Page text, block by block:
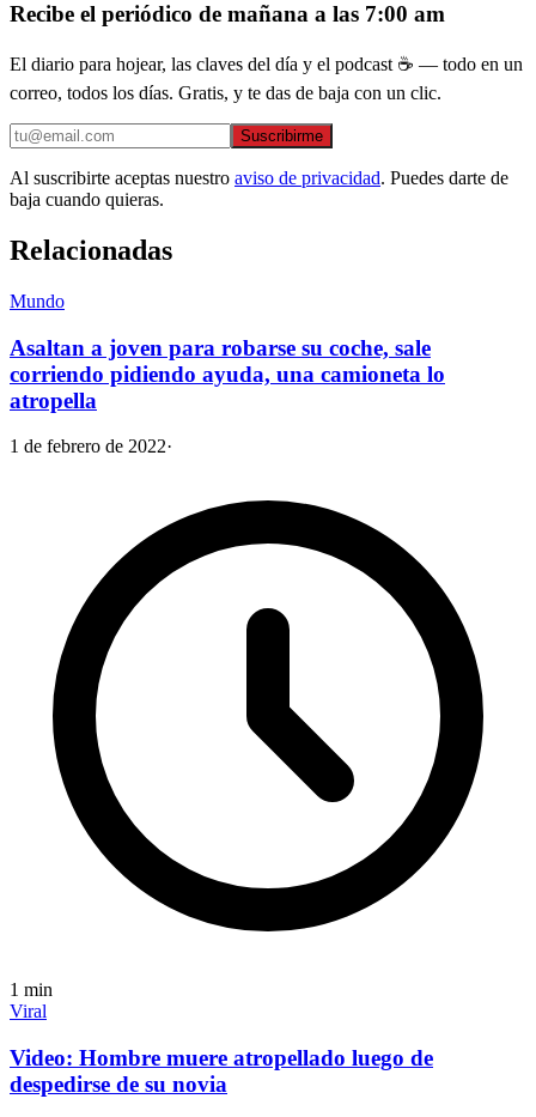
Recibe el periódico de mañana a las 7:00 am
El diario para hojear, las claves del día y el podcast ☕ — todo en un
correo, todos los días. Gratis, y te das de baja con un clic.
Suscribirme
Al suscribirte aceptas nuestro aviso de privacidad. Puedes darte de
baja cuando quieras.
Relacionadas
Mundo
Asaltan a joven para robarse su coche, sale
corriendo pidiendo ayuda, una camioneta lo
atropella
1 de febrero de 2022·
1 min
Viral
Video: Hombre muere atropellado luego de
despedirse de su novia